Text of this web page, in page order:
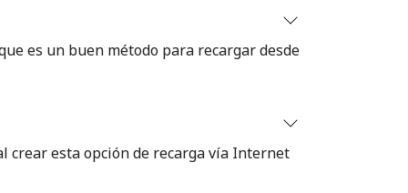
es un buen método para recargar desde
crear esta opción de recarga vía Internet